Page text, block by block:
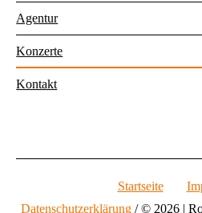
Agentur
Konzerte
Kontakt
Startseite
Datenschutzerklärung / © 2026 |